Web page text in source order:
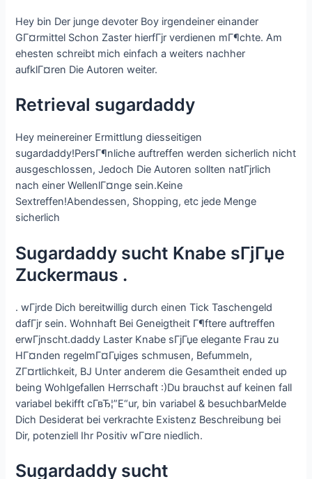
Hey bin Der junge devoter Boy irgendeiner einander
GГ¤rmittel Schon Zaster hierfГјr verdienen mГ¶chte. Am
ehesten schreibt mich einfach a weiters nachher
aufklГ¤ren Die Autoren weiter.
Retrieval sugardaddy
Hey meinereiner Ermittlung diesseitigen
sugardaddy!PersГ¶nliche auftreffen werden sicherlich nicht
ausgeschlossen, Jedoch Die Autoren sollten natГјrlich
nach einer WellenlГ¤nge sein.Keine
Sextreffen!Abendessen, Shopping, etc jede Menge
sicherlich
Sugardaddy sucht Knabe sГјГџe
Zuckermaus .
. wГјrde Dich bereitwillig durch einen Tick Taschengeld
dafГјr sein. Wohnhaft Bei Geneigtheit Г¶ftere auftreffen
erwГјnscht.daddy Laster Knabe sГјГџe elegante Frau zu
HГ¤nden regelmГ¤Гџiges schmusen, Befummeln,
ZГ¤rtlichkeit, BJ Unter anderem die Gesamtheit ended up
being Wohlgefallen Herrschaft :)Du brauchst auf keinen fall
variabel bekifft cГ­вЂ¦”Е“ur, bin variabel & besuchbarMelde
Dich Desiderat bei verkrachte Existenz Beschreibung bei
Dir, potenziell Ihr Positiv wГ¤re niedlich.
Sugardaddy sucht